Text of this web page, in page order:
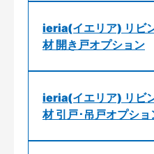
ieria(イエリア) リビ
材 開き戸オプション
ieria(イエリア) リビ
材 引戸･吊戸オプショ